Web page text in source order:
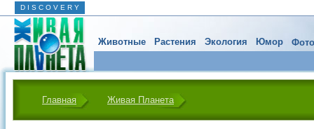
D I S C O V E R Y
Животные Растения Экология Юмор
Главная Живая Планета